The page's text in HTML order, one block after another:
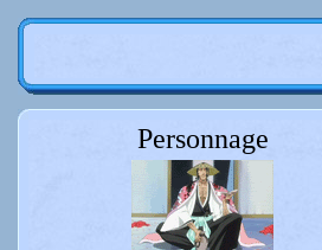
Personnage